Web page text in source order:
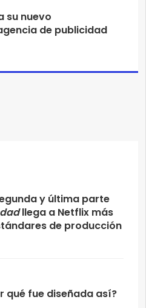
y última parte
llega a Netflix más
de producción
qué fue diseñada así?
su nuevo
de publicidad